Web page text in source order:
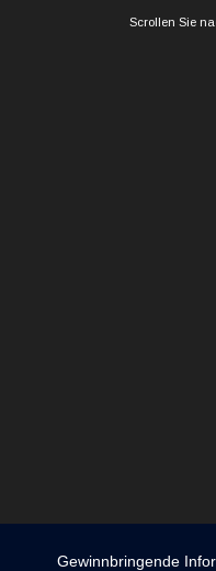
Scrollen Sie
Gewinnbringende